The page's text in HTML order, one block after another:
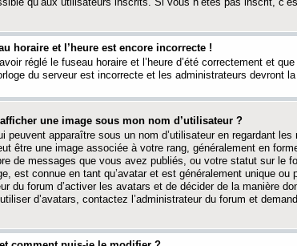
horaire et l’heure est encore incorrecte !
réglé le fuseau horaire et l’heure d’été correctement et
du serveur est incorrecte et les administrateurs devront la
une image sous mon nom d’utilisateur ?
peuvent apparaître sous un nom d’utilisateur en regardant
être une image associée à votre rang, généralement en
de messages que vous avez publiés, ou votre statut sur le
est connue en tant qu’avatar et est généralement unique ou
du forum d’activer les avatars et de décider de la manière
d’avatars, contactez l’administrateur du forum et